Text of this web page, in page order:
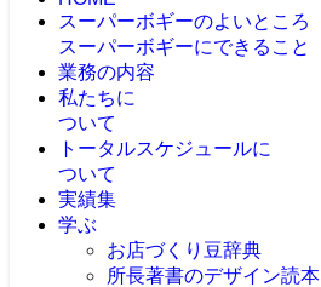
スーパーボギーのよいところ
スーパーボギーにできること
業務の内容
私たちに
ついて
トータルスケジュールに
ついて
実績集
学ぶ
お店づくり豆辞典
所長著書のデザイン読本